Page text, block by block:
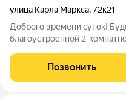
улица Карла Маркса,72к21
Доброго времени суток!
благоустроенной 2-
центральном районе
квартир Aday Aparts
Позвонить